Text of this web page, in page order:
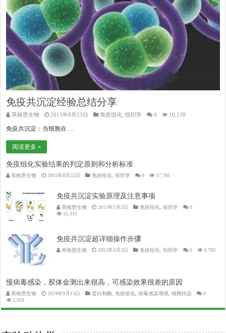
免疫共沉淀经验总结分享
英格恩生物 2015年8月23日 免疫组化 ,组织学 0 10,138
免疫共沉淀：当细胞在 …
阅读更多 »
免疫组化实验结果的判定原则和分析标准
英格恩生物 2015年8月22日 免疫组化 ,组织学 0 17,795
免疫共沉淀实验原理及注意事项
英格恩生物 2015年5月2日 免疫组化 ,组织学
0
11,315
免疫共沉淀超详细操作步骤
英格恩生物 2015年3月3日 免疫组化,组织学 0 9,783
慢病毒感染，胶体金测出来很高，可感染效果很差的原因
英格恩生物 2024年9月13日 蛋白和酶 ,免疫组化 ,病毒感染增强 ,细胞转染
0
3,928